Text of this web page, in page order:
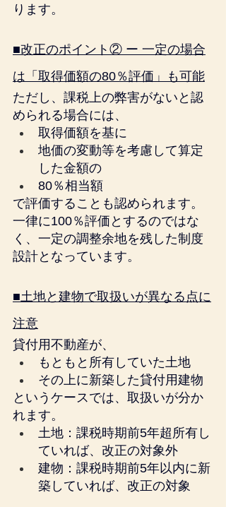
ります。
■改正のポイント② ー 一定の場合
は「取得価額の80％評価」も可能
ただし、課税上の弊害がないと認
められる場合には、
取得価額を基に
地価の変動等を考慮して算定
した金額の
80％相当額
で評価することも認められます。
一律に100％評価とするのではな
く、一定の調整余地を残した制度
設計となっています。
■土地と建物で取扱いが異なる点に
注意
貸付用不動産が、
もともと所有していた土地
その上に新築した貸付用建物
というケースでは、取扱いが分か
れます。
土地：課税時期前5年超所有し
ていれば、改正の対象外
建物：課税時期前5年以内に新
築していれば、改正の対象